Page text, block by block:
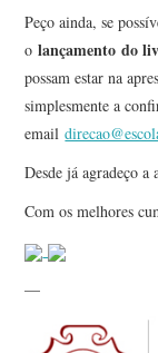
Peço ainda, se
olançamento do
possam estar na
simplesmente a
email
Desde já agradeço a
Com os melhores
—